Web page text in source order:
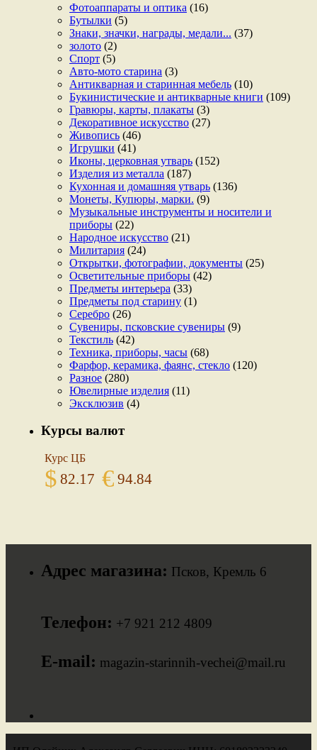
Фотоаппараты и оптика (16)
Бутылки (5)
Знаки, значки, награды, медали... (37)
золото (2)
Спорт (5)
Авто-мото старина (3)
Антикварная и старинная мебель (10)
Букинистические и антикварные книги (109)
Гравюры, карты, плакаты (3)
Декоративное искусство (27)
Живопись (46)
Игрушки (41)
Иконы, церковная утварь (152)
Изделия из металла (187)
Кухонная и домашняя утварь (136)
Монеты, Купюры, марки. (9)
Музыкальные инструменты и носители и
приборы (22)
Народное искусство (21)
Милитария (24)
Открытки, фотографии, документы (25)
Осветительные приборы (42)
Предметы интерьера (33)
Предметы под старину (1)
Серебро (26)
Сувениры, псковские сувениры (9)
Текстиль (42)
Техника, приборы, часы (68)
Фарфор, керамика, фаянс, стекло (120)
Разное (280)
Ювелирные изделия (11)
Эксклюзив (4)
Курсы валют
Курс ЦБ
$ 82.17 € 94.84
Адрес магазина: Псков, Кремль 6
Телефон: +7 921 212 4809
E-mail: magazin-starinnih-vechei@mail.ru